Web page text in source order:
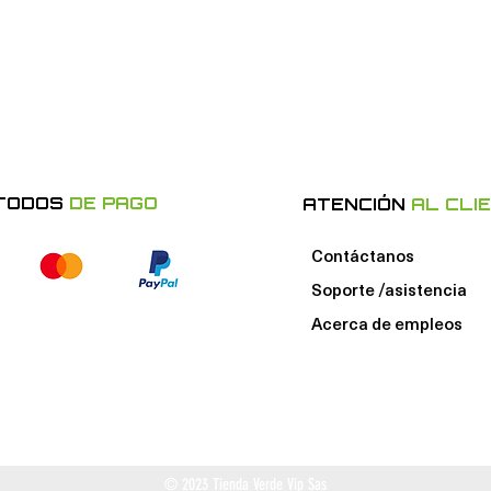
DE PAGO ATENCIÓN AL
Contáctanos
Soporte /asistencia
Acerca de empleos